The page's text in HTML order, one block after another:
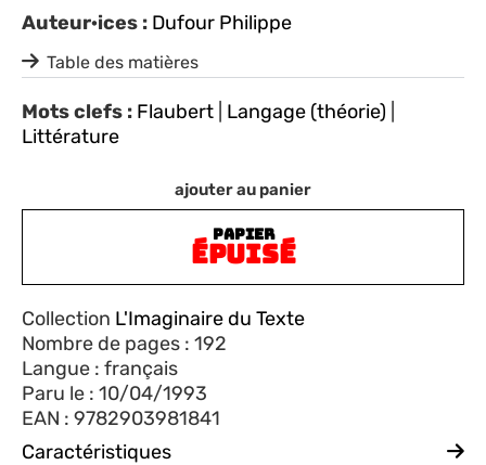
ajouter au panier
PAPIER
ÉPUISÉ
Collection L'Imaginaire du Texte
Nombre de pages : 192
Langue : français
Paru le : 10/04/1993
EAN : 9782903981841
Caractéristiques
Auteur·ices : Dufour Philippe
Table des matières
Mots clefs : Flaubert Langage (théorie)
Littérature